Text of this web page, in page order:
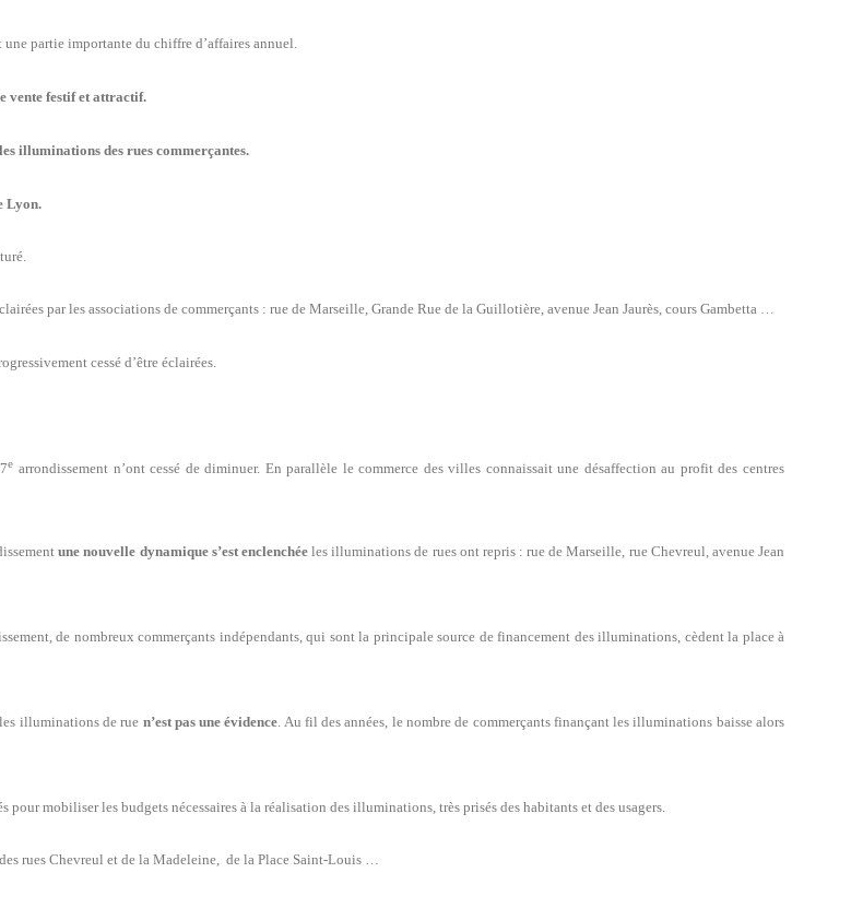
partie importante du chiffre d’affaires annuel.
vente festif et attractif.
illuminations des rues commerçantes.
Lyon.
par les associations de commerçants : rue de Marseille, Grande Rue de la Guillotière, avenue Jean Jaurès, cours Gambetta …
cessé d’être éclairées.
e arrondissement n’ont cessé de diminuer. En parallèle le commerce des villes connaissait une désaffection au profit des centres
une nouvelle dynamique s’est enclenchéeles illuminations de rues ont repris : rue de Marseille, rue Chevreul, avenue Jean
de nombreux commerçants indépendants, qui sont la principale source de financement des illuminations, cèdent la place à
illuminations de rue n’est pas une évidence. Au fil des années, le nombre de commerçants finançant les illuminations baisse alors
mobiliser les budgets nécessaires à la réalisation des illuminations, très prisés des habitants et des usagers.
rues Chevreul et de la Madeleine, de la Place Saint-Louis …